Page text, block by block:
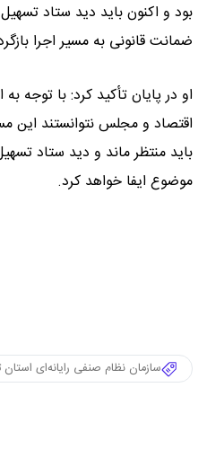
بود و اکنون باید دید ستاد
ضمانت قانونی به مسیر اجرا
او در پایان تأکید کرد: با توجه
اقتصاد و مجلس نتوانستند این
باید منتظر ماند و دید ستاد
موضوع ایفا خواهد کرد.
سازمان نظام صنفی رایانه‌ای استان